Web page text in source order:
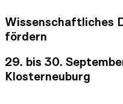
Wissenschaftliches
fördern
29. bis 30.
Klosterneuburg